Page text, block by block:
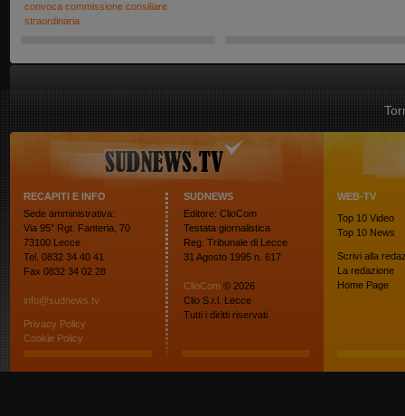
convoca commissione consiliare
straordinaria
RECAPITI E INFO
Sede amministrativa:
Via 95° Rgt. Fanteria, 70
73100 Lecce
Tel. 0832 34 40 41
Fax 0832 34 02 28
info@sudnews.tv
Privacy Policy
Cookie Policy
SUDNEWS
Editore: ClioCom
Testata giornalistica
Reg. Tribunale di Lecce
31 Agosto 1995 n. 617
ClioCom © 2026
Clio S.r.l. Lecce
Tutti i diritti riservati
WEB-TV
Top 10 Video
Top 10 News
Scrivi alla
La redazione
Home Page